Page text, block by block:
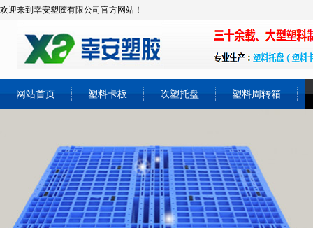
欢迎来到幸安塑胶有限公司官方网站！
网站首页 塑料卡板 吹塑托盘 塑料周转箱